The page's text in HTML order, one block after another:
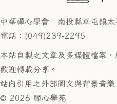
中華禪心學會 南投縣草屯鎮
電話：(049)239-2295
本站自製之文章及多媒體檔案，
歡迎轉載分享。
站內引用之外部圖文與背景音
© 2026 禪心學苑